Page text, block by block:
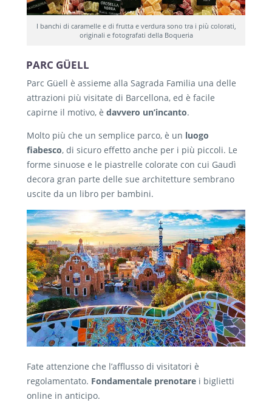
I banchi di caramelle e di frutta e verdura sono tra i più colorati,
originali e fotografati della Boqueria
PARC GÜELL
Parc Güell è assieme alla Sagrada Familia una delle
attrazioni più visitate di Barcellona, ed è facile
capirne il motivo, è davvero un’incanto.
Molto più che un semplice parco, è un luogo
fiabesco, di sicuro effetto anche per i più piccoli. Le
forme sinuose e le piastrelle colorate con cui Gaudì
decora gran parte delle sue architetture sembrano
uscite da un libro per bambini.
Fate attenzione che l’afflusso di visitatori è
regolamentato. Fondamentale prenotare i biglietti
online in anticipo.